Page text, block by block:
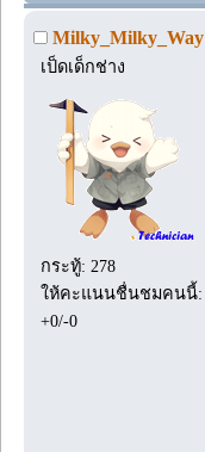
Milky_Milky_Way
เป็ดเด็กช่าง
กระทู้: 278
ให้คะแนนชื่นชมคนนี้:
+0/-0